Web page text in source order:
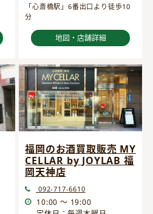
「心斎橋駅」6番出口より徒歩10
分
地図・店舗詳細
福岡のお酒買取販売 MY
CELLAR by JOYLAB 福
岡天神店
092-717-6610
10:00 ～ 19:00